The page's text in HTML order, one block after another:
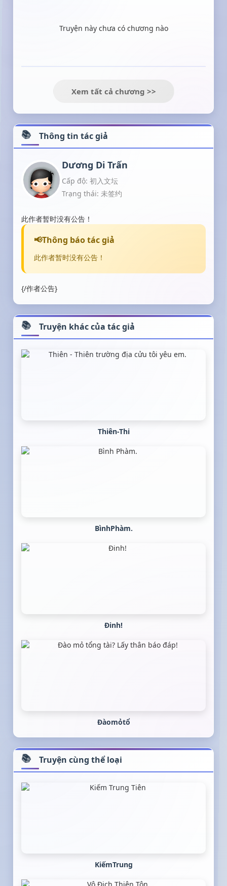
Truyện này chưa có chương nào
Xem tất cả chương >>
Thông tin tác giả
Dương Di Trấn
Cấp độ: 初入文坛
Trạng thái: 未签约
此作者暂时没有公告！
Thông báo tác giả
此作者暂时没有公告！
{/作者公告}
Truyện khác của tác giả
Thiên-Thi
BìnhPhàm.
Đinh!
Đàomỏtổ
Truyện cùng thể loại
KiếmTrung